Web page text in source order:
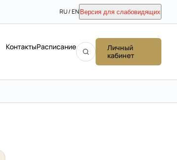
RU / EN Версия для слабовидящих
КонтактыРасписание
Личный
кабинет